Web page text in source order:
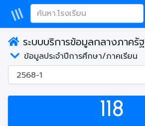
ระบบบริการข้อมูลกลางภาครัฐ
ข้อมูลประจำปีการศึกษา/ภาคเรียน
118